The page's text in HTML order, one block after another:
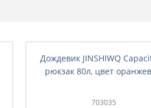
Дождевик JINSHIWQ
рюкзак 80л, цвет
703035